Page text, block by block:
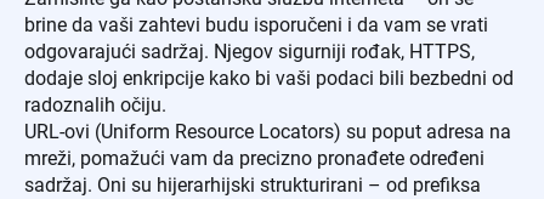
brine da vaši zahtevi budu isporučeni i da vam se vrati
odgovarajući sadržaj. Njegov sigurniji rođak, HTTPS,
dodaje sloj enkripcije kako bi vaši podaci bili bezbedni od
radoznalih očiju.
URL-ovi (Uniform Resource Locators) su poput adresa na
mreži, pomažući vam da precizno pronađete određeni
sadržaj. Oni su hijerarhijski strukturirani – od prefiksa